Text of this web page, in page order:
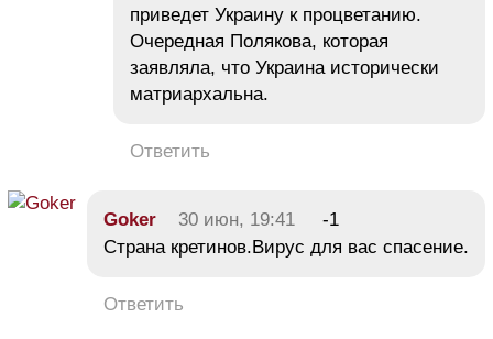
приведет Украину к процветанию.
Очередная Полякова, которая
заявляла, что Украина исторически
матриархальна.
Ответить
Goker 30 июн, 19:41
-1
Страна кретинов.Вирус для вас спасение.
Ответить